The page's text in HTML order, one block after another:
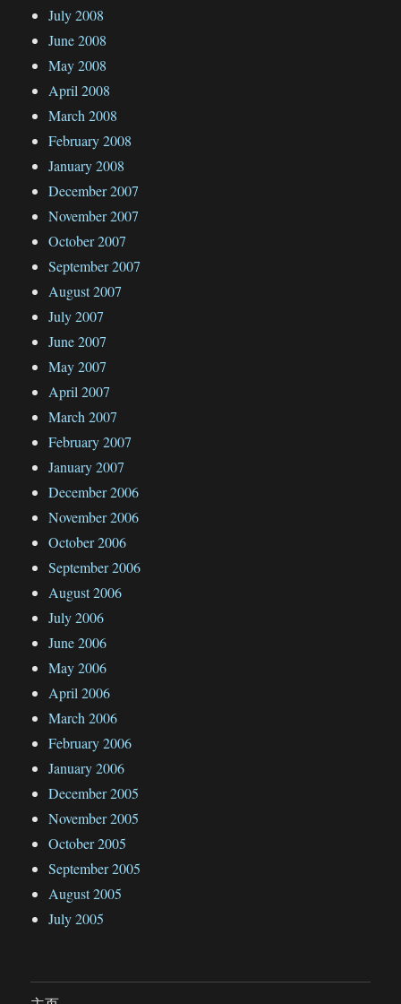
July 2008
June 2008
May 2008
April 2008
March 2008
February 2008
January 2008
December 2007
November 2007
October 2007
September 2007
August 2007
July 2007
June 2007
May 2007
April 2007
March 2007
February 2007
January 2007
December 2006
November 2006
October 2006
September 2006
August 2006
July 2006
June 2006
May 2006
April 2006
March 2006
February 2006
January 2006
December 2005
November 2005
October 2005
September 2005
August 2005
July 2005